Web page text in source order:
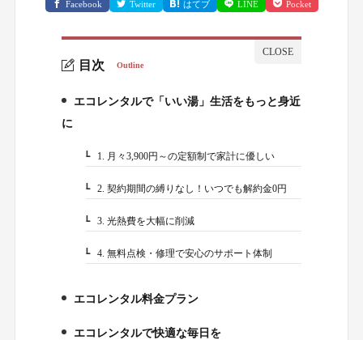
Facebook Twitter はてブ LINE Pocket
目次 Outline
1.
エコレンタルで「いい湯」生活をもっと身近
に
1-1.1. 月々3,900円～の定額制で家計に優しい
1-2.2. 契約期間の縛りなし！いつでも解約金0円
1-3.3. 光熱費を大幅に削減
1-4.4. 無料点検・修理で安心のサポート体制
2.
エコレンタル料金プラン
エコレンタルで快適な毎日を